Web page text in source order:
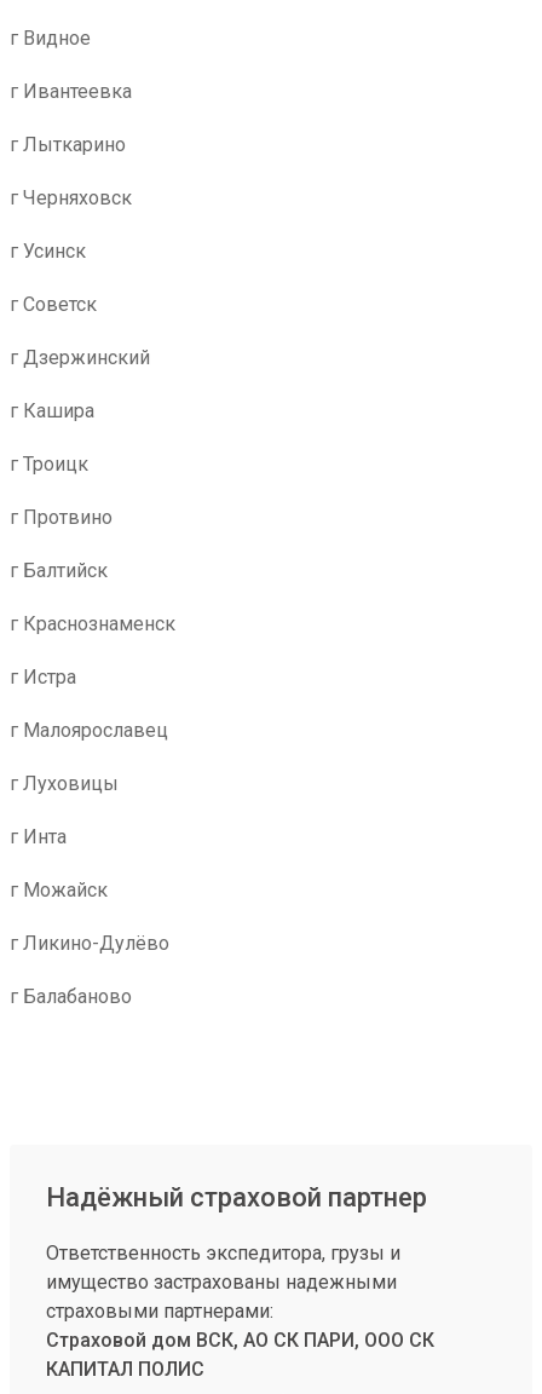
г Видное
г Ивантеевка
г Лыткарино
г Черняховск
г Усинск
г Советск
г Дзержинский
г Кашира
г Троицк
г Протвино
г Балтийск
г Краснознаменск
г Истра
г Малоярославец
г Луховицы
г Инта
г Можайск
г Ликино-Дулёво
г Балабаново
Надёжный страховой партнер
Ответственность экспедитора, грузы и
имущество застрахованы надежными
страховыми партнерами:
Страховой дом ВСК, АО СК ПАРИ, ООО СК
КАПИТАЛ ПОЛИС